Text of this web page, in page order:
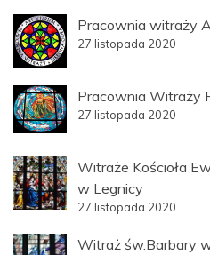
Pracownia witraży
27 listopada 2020
Pracownia Witraży
27 listopada 2020
Witraże Kościoła
w Legnicy
27 listopada 2020
Witraż św.Barbary